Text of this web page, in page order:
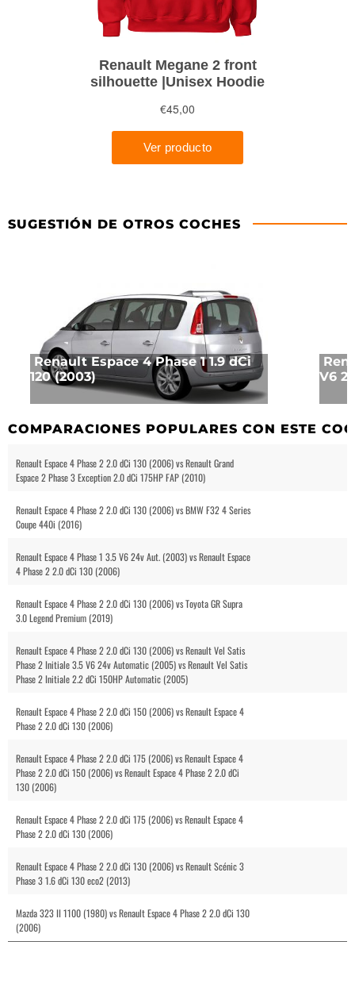
SUGESTIÓN DE OTROS COCHES
Renault Espace 4 Phase 1 1.9 dCi
120 (2003)
V6
COMPARACIONES POPULARES CON ESTE
Renault Espace 4 Phase 2 2.0 dCi 130 (2006) vs Renault Grand
Espace 2 Phase 3 Exception 2.0 dCi 175HP FAP (2010)
Renault Espace 4 Phase 2 2.0 dCi 130 (2006) vs BMW F32 4 Series
Coupe 440i (2016)
Renault Espace 4 Phase 1 3.5 V6 24v Aut. (2003) vs Renault Espace
4 Phase 2 2.0 dCi 130 (2006)
Renault Espace 4 Phase 2 2.0 dCi 130 (2006) vs Toyota GR Supra
3.0 Legend Premium (2019)
Renault Espace 4 Phase 2 2.0 dCi 130 (2006) vs Renault Vel Satis
Phase 2 Initiale 3.5 V6 24v Automatic (2005) vs Renault Vel Satis
Phase 2 Initiale 2.2 dCi 150HP Automatic (2005)
Renault Espace 4 Phase 2 2.0 dCi 150 (2006) vs Renault Espace 4
Phase 2 2.0 dCi 130 (2006)
Renault Espace 4 Phase 2 2.0 dCi 175 (2006) vs Renault Espace 4
Phase 2 2.0 dCi 150 (2006) vs Renault Espace 4 Phase 2 2.0 dCi
130 (2006)
Renault Espace 4 Phase 2 2.0 dCi 175 (2006) vs Renault Espace 4
Phase 2 2.0 dCi 130 (2006)
Renault Espace 4 Phase 2 2.0 dCi 130 (2006) vs Renault Scénic 3
Phase 3 1.6 dCi 130 eco2 (2013)
Mazda 323 II 1100 (1980) vs Renault Espace 4 Phase 2 2.0 dCi 130
(2006)